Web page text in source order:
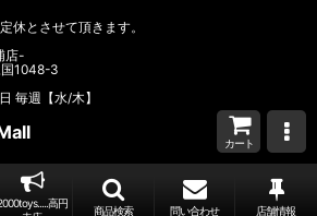
休とさせて頂きます。
店-
1048-3
毎週【水/木】
カート
高円
商品検索 問い合わせ 店舗情報